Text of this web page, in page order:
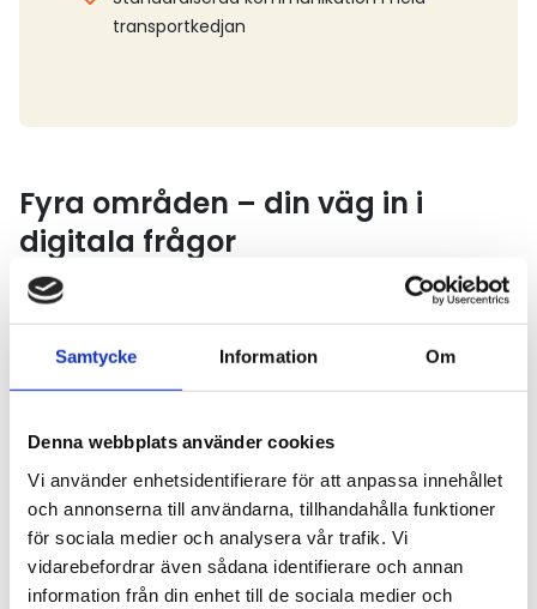
Samtycke Information Om
Denna webbplats använder cookies
Vi använder enhetsidentifierare för att anpassa innehållet
och annonserna till användarna, tillhandahålla funktioner
för sociala medier och analysera vår trafik. Vi
vidarebefordrar även sådana identifierare och annan
information från din enhet till de sociala medier och
transportkedjan
Fyra områden – din väg in i
digitala frågor
För att göra det enklare att hitta rätt i det digitala
landskapet har vi delat upp innehållet i fyra vägledande
delar. Här får du praktiska insikter och råd utifrån olika
Digital miljörapportering– Så redovisar du
klimatpåverkan digitalt, både internt och externt.
Fordonsdata– Hur du använder fordonens data på ett
affärsmässigt och lagligt sätt.
Lagstiftning inom digitalisering– Vad du behöver känna
till om GDPR, smarta färdskrivare, eFTI och mer.
Standarder för digitalt informationsutbyte– Vilka